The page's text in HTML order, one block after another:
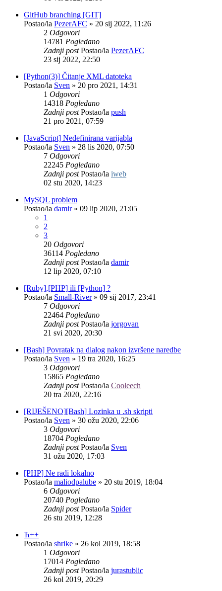
GitHub branching [GIT]
Postao/la PezerAFC » 20 sij 2022, 11:26
2 Odgovori
14781 Pogledano
Zadnji postPostao/la PezerAFC
23 sij 2022, 22:50
[Python(3)] Čitanje XML datoteka
Postao/la Sven » 20 pro 2021, 14:31
1 Odgovori
14318 Pogledano
Zadnji postPostao/la push
21 pro 2021, 07:59
[JavaScript] Nedefinirana varijabla
Postao/la Sven » 28 lis 2020, 07:50
7 Odgovori
22245 Pogledano
Zadnji postPostao/la iweb
02 stu 2020, 14:23
MySQL problem
Postao/la damir» 09 lip 2020, 21:05
1
2
3
20 Odgovori
36114 Pogledano
Zadnji postPostao/la damir
12 lip 2020, 07:10
[Ruby],[PHP] ili [Python] ?
Postao/la Small-River» 09 sij 2017, 23:41
7 Odgovori
22464 Pogledano
Zadnji postPostao/la jorgovan
21 svi 2020, 20:30
[Bash] Povratak na dialog nakon izvršene naredbe
Postao/la Sven » 19 tra 2020, 16:25
3 Odgovori
15865 Pogledano
Zadnji postPostao/la Cooleech
20 tra 2020, 22:16
[RIJEŠENO][Bash] Lozinka u .sh skripti
Postao/la Sven » 30 ožu 2020, 22:06
3 Odgovori
18704 Pogledano
Zadnji postPostao/la Sven
31 ožu 2020, 17:03
[PHP] Ne radi lokalno
Postao/la maliodpalube » 20 stu 2019, 18:04
6 Odgovori
20740 Pogledano
Zadnji postPostao/la Spider
26 stu 2019, 12:28
Ћ++
Postao/la shrike » 26 kol 2019, 18:58
1 Odgovori
17014 Pogledano
Zadnji postPostao/la jurastublic
26 kol 2019, 20:29